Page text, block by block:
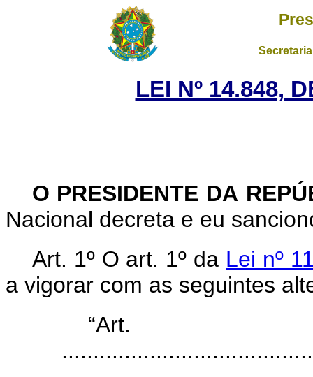
LEI Nº 14.848,
O PRESIDENTE DA
Nacional decreta e eu
Art. 1º O art. 1º da Lei nº
a vigorar com as seguintes